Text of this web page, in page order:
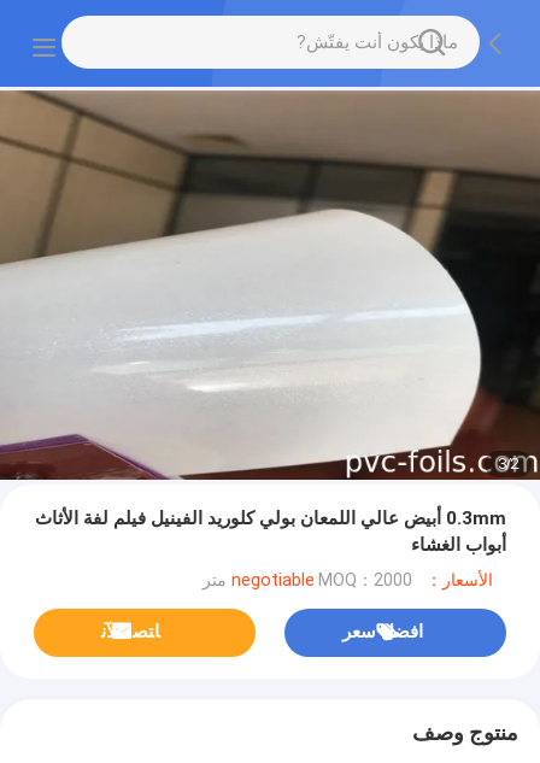
2
/
3
0.3mm أبيض عالي اللمعان بولي كلوريد الفينيل فيلم لفة الأثاث
أبواب الغشاء
الأسعار：negotiable MOQ：2000 متر
افضل سعر ﺎﺘﺼﻟ ﺍﻶﻧ
منتوج وصف